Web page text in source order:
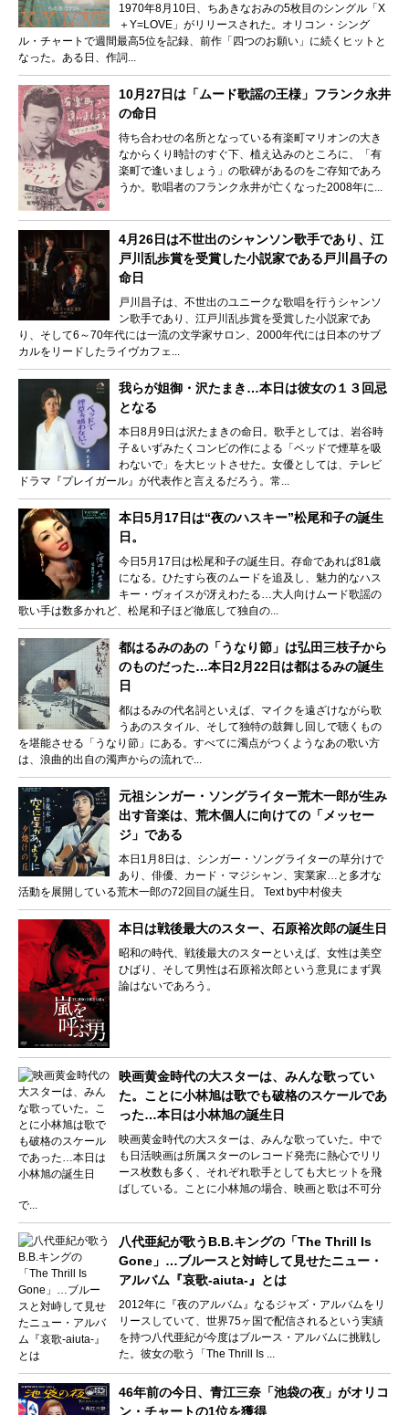
1970年8月10日、ちあきなおみの5枚目のシングル「X
＋Y=LOVE」がリリースされた。オリコン・シング
ル・チャートで週間最高5位を記録、前作「四つのお願い」に続くヒットと
なった。ある日、作詞...
10月27日は「ムード歌謡の王様」フランク永井
の命日
待ち合わせの名所となっている有楽町マリオンの大き
なからくり時計のすぐ下、植え込みのところに、「有
楽町で逢いましょう」の歌碑があるのをご存知であろ
うか。歌唱者のフランク永井が亡くなった2008年に...
4月26日は不世出のシャンソン歌手であり、江
戸川乱歩賞を受賞した小説家である戸川昌子の
命日
戸川昌子は、不世出のユニークな歌唱を行うシャンソ
ン歌手であり、江戸川乱歩賞を受賞した小説家であ
り、そして6～70年代には一流の文学家サロン、2000年代には日本のサブ
カルをリードしたライヴカフェ...
我らが姐御・沢たまき…本日は彼女の１３回忌
となる
本日8月9日は沢たまきの命日。歌手としては、岩谷時
子＆いずみたくコンビの作による「ベッドで煙草を吸
わないで」を大ヒットさせた。女優としては、テレビ
ドラマ『プレイガール』が代表作と言えるだろう。常...
本日5月17日は“夜のハスキー”松尾和子の誕生
日。
今日5月17日は松尾和子の誕生日。存命であれば81歳
になる。ひたすら夜のムードを追及し、魅力的なハス
キー・ヴォイスが冴えわたる…大人向けムード歌謡の
歌い手は数多かれど、松尾和子ほど徹底して独自の...
都はるみのあの「うなり節」は弘田三枝子から
のものだった…本日2月22日は都はるみの誕生
日
都はるみの代名詞といえば、マイクを遠ざけながら歌
うあのスタイル、そして独特の鼓舞し回しで聴くもの
を堪能させる「うなり節」にある。すべてに濁点がつくようなあの歌い方
は、浪曲的出自の濁声からの流れで...
元祖シンガー・ソングライター荒木一郎が生み
出す音楽は、荒木個人に向けての「メッセー
ジ」である
本日1月8日は、シンガー・ソングライターの草分けで
あり、俳優、カード・マジシャン、実業家…と多才な
活動を展開している荒木一郎の72回目の誕生日。 Text by中村俊夫
本日は戦後最大のスター、石原裕次郎の誕生日
昭和の時代、戦後最大のスターといえば、女性は美空
ひばり、そして男性は石原裕次郎という意見にまず異
論はないであろう。
映画黄金時代の大スターは、みんな歌ってい
た。ことに小林旭は歌でも破格のスケールであ
った…本日は小林旭の誕生日
映画黄金時代の大スターは、みんな歌っていた。中で
も日活映画は所属スターのレコード発売に熱心でリリ
ース枚数も多く、それぞれ歌手としても大ヒットを飛
ばしている。ことに小林旭の場合、映画と歌は不可分
で...
八代亜紀が歌うB.B.キングの「The Thrill Is
Gone」…ブルースと対峙して見せたニュー・
アルバム『哀歌-aiuta-』とは
2012年に『夜のアルバム』なるジャズ・アルバムをリ
リースしていて、世界75ヶ国で配信されるという実績
を持つ八代亜紀が今度はブルース・アルバムに挑戦し
た。彼女の歌う「The Thrill Is ...
46年前の今日、青江三奈「池袋の夜」がオリコ
ン・チャートの1位を獲得